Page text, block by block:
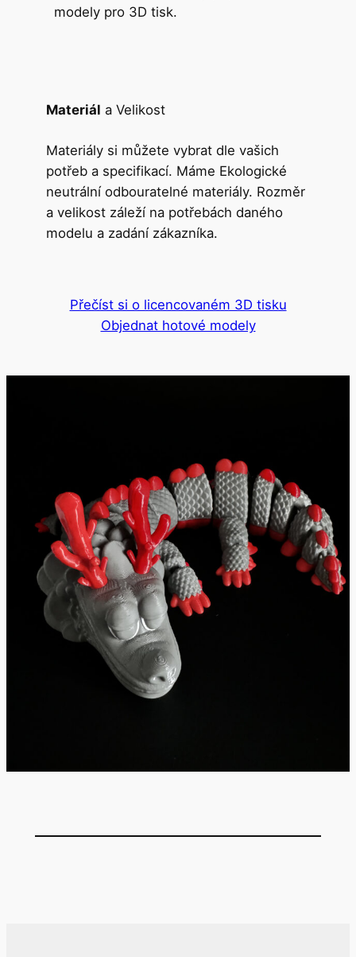
modely pro 3D tisk.
Materiál a Velikost
Materiály si můžete vybrat dle vašich
potřeb a specifikací. Máme Ekologické
neutrální odbouratelné materiály. Rozměr
a velikost záleží na potřebách daného
modelu a zadání zákazníka.
Přečíst si o licencovaném 3D tisku
Objednat hotové modely